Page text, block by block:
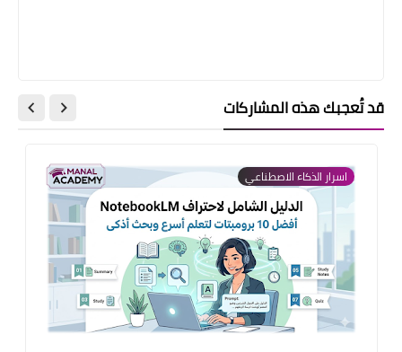
قد تُعجبك هذه المشاركات
اسرار الذكاء الاصطناعي